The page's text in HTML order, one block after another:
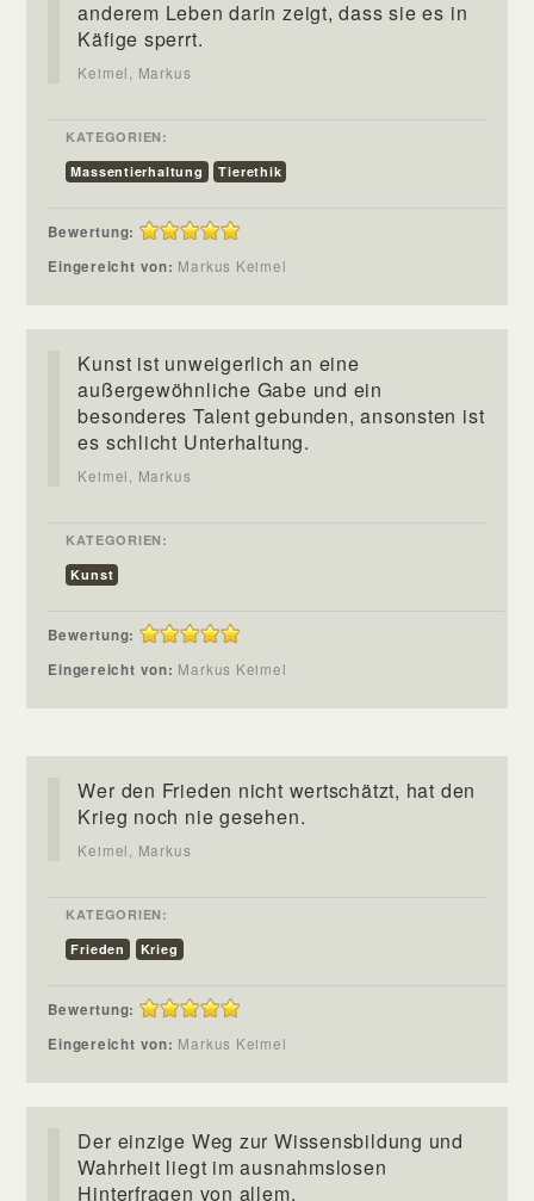
anderem Leben darin zeigt, dass sie es in
Käfige sperrt.
Keimel, Markus
KATEGORIEN:
Massentierhaltung
Tierethik
Bewertung:
Eingereicht von: Markus Keimel
Kunst ist unweigerlich an eine
außergewöhnliche Gabe und ein
besonderes Talent gebunden, ansonsten ist
es schlicht Unterhaltung.
Keimel, Markus
KATEGORIEN:
Kunst
Bewertung:
Eingereicht von: Markus Keimel
Wer den Frieden nicht wertschätzt, hat den
Krieg noch nie gesehen.
Keimel, Markus
KATEGORIEN:
Frieden
Krieg
Bewertung:
Eingereicht von: Markus Keimel
Der einzige Weg zur Wissensbildung und
Wahrheit liegt im ausnahmslosen
Hinterfragen von allem.